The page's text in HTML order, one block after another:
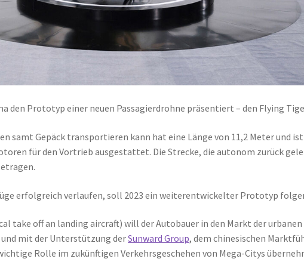
den Prototyp einer neuen Passagierdrohne präsentiert – den Flying
samt Gepäck transportieren kann hat eine Länge von 11,2 Meter und
für den Vortrieb ausgestattet. Die Strecke, die autonom zurück
erfolgreich verlaufen, soll 2023 ein weiterentwickelter Prototyp
take off an landing aircraft) will der Autobauer in den Markt der urbanen
mit der Unterstützung derSunward Group, dem chinesischen
Rolle im zukünftigen Verkehrsgeschehen von Mega-Citys